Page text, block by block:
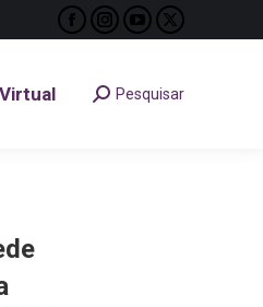
Facebook
opens
Instagram
opens
YouTube
opens
X
opens
Search:Pesquisar
Search:
Pesquisar